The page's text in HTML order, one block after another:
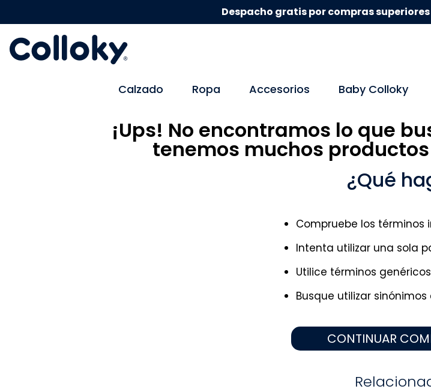
Despacho gratis por compras superiores
Calzado Ropa Accesorios Baby Colloky
¡Ups! No encontramos lo que
tenemos muchos
¿Qué
Compruebe los términos
Intenta utilizar una sola
Utilice términos
Busque utilizar
CONTINUAR
TÉRMINOS MÁS BUSCADOS
2 .
zapatillas niño
3.
medias
sandalias niña
7.
disney
8 .
zapatos niña
9.
pijama
10 . sandalias niño